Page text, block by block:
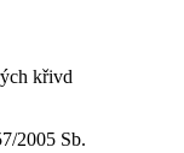
křivd
2005 Sb.